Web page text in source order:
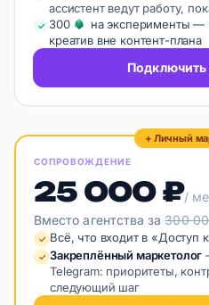
ассистент ведут работу,
✓ 300 на балансе
на эксперименты —
креатив вне контент-плана
Подключить
+ Личный
СОПРОВОЖДЕНИЕ
25 000 ₽/
Вместо агентства за300
✓ Всё, что входит в «Доступ
✓ Закреплённый маркетолог
Telegram: приоритеты,
следующий шаг